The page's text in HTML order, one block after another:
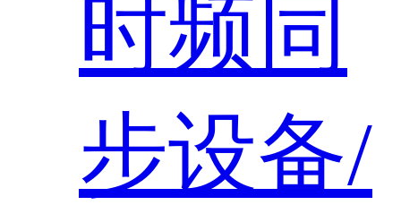
时频同
步设备/